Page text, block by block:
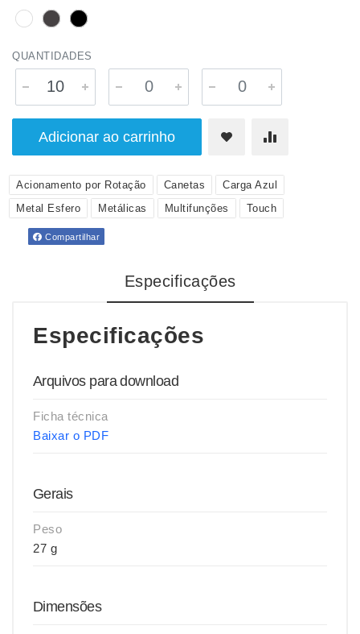
QUANTIDADES
Adicionar ao carrinho
Acionamento por Rotação Canetas
Carga Azul
Metal Esfero
Metálicas Multifunções Touch
Compartilhar
Especificações
Especificações
Arquivos para download
Ficha técnica
Baixar o PDF
Gerais
Peso
27 g
Dimensões